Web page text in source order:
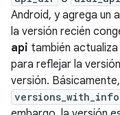
Android, y agrega un
la versión recién
api también
para reflejar la
versión. Básicamente,
versions_with_info